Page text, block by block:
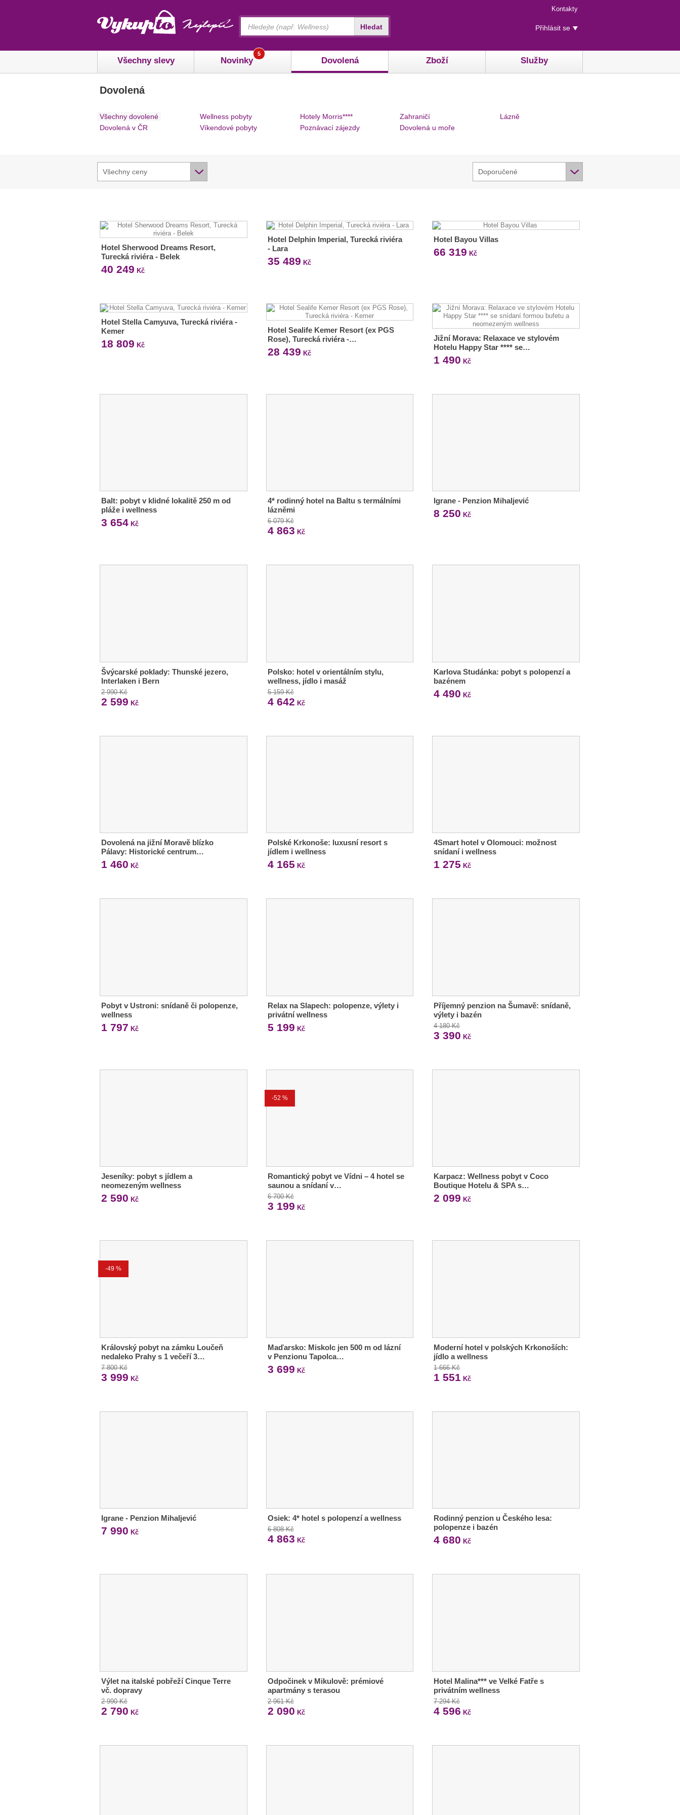
Menu
rychlého
přístupu
Kontakty
Uživatelské
menu
Přihlásit se
Všechny slevy Novinky
5
Dovolená Zboží Služby
Hledat
Dovolená
Všechny dovolené
Dovolená v ČR
Wellness pobyty
Víkendové pobyty
Hotely Morris****
Poznávací zájezdy
Zahraničí
Dovolená u moře
Lázně
Všechny ceny Doporučené
Hotel Sherwood Dreams Resort,
Turecká riviéra - Belek
40 249 Kč
Hotel Delphin Imperial, Turecká riviéra
- Lara
35 489 Kč
Hotel Bayou Villas
66 319 Kč
Hotel Stella Camyuva, Turecká riviéra -
Kemer
18 809 Kč
Hotel Sealife Kemer Resort (ex PGS
Rose), Turecká riviéra -…
28 439 Kč
Jižní Morava: Relaxace ve stylovém
Hotelu Happy Star **** se…
1 490 Kč
Balt: pobyt v klidné lokalitě 250 m od
pláže i wellness
3 654 Kč
4* rodinný hotel na Baltu s termálními
lázněmi
6 079 Kč
4 863 Kč
Igrane - Penzion Mihaljević
8 250 Kč
Švýcarské poklady: Thunské jezero,
Interlaken i Bern
2 990 Kč
2 599 Kč
Polsko: hotel v orientálním stylu,
wellness, jídlo i masáž
5 159 Kč
4 642 Kč
Karlova Studánka: pobyt s polopenzí a
bazénem
4 490 Kč
Dovolená na jižní Moravě blízko
Pálavy: Historické centrum…
1 460 Kč
Polské Krkonoše: luxusní resort s
jídlem i wellness
4 165 Kč
4Smart hotel v Olomouci: možnost
snídaní i wellness
1 275 Kč
Pobyt v Ustroni: snídaně či polopenze,
wellness
1 797 Kč
Relax na Slapech: polopenze, výlety i
privátní wellness
5 199 Kč
Příjemný penzion na Šumavě: snídaně,
výlety i bazén
4 180 Kč
3 390 Kč
Jeseníky: pobyt s jídlem a
neomezeným wellness
2 590 Kč
-52 %
Romantický pobyt ve Vídni – 4 hotel se
saunou a snídaní v…
6 700 Kč
3 199 Kč
Karpacz: Wellness pobyt v Coco
Boutique Hotelu & SPA s…
2 099 Kč
-49 %
Královský pobyt na zámku Loučeň
nedaleko Prahy s 1 večeří 3…
7 800 Kč
3 999 Kč
Maďarsko: Miskolc jen 500 m od lázní
v Penzionu Tapolca…
3 699 Kč
Moderní hotel v polských Krkonoších:
jídlo a wellness
1 666 Kč
1 551 Kč
Igrane - Penzion Mihaljević
7 990 Kč
Osiek: 4* hotel s polopenzí a wellness
6 808 Kč
4 863 Kč
Rodinný penzion u Českého lesa:
polopenze i bazén
4 680 Kč
Výlet na italské pobřeží Cinque Terre
vč. dopravy
2 990 Kč
2 790 Kč
Odpočinek v Mikulově: prémiové
apartmány s terasou
2 961 Kč
2 090 Kč
Hotel Malina*** ve Velké Fatře s
privátním wellness
7 294 Kč
4 596 Kč